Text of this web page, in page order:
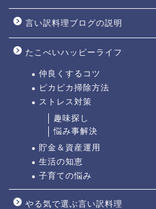
言い訳料理ブログの説明
たこべいハッピーライフ
仲良くするコツ
ピカピカ掃除方法
ストレス対策
趣味探し
悩み事解決
貯金＆資産運用
生活の知恵
子育ての悩み
やる気で選ぶ言い訳料理